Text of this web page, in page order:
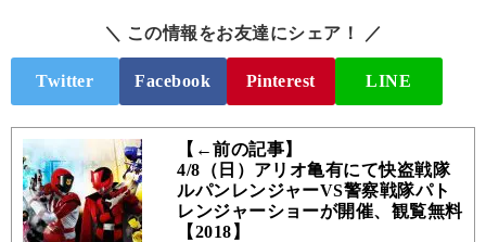
＼ この情報をお友達にシェア！ ／
Twitter Facebook Pinterest LINE
【←前の記事】
4/8（日）アリオ亀有にて快盗戦隊
ルパンレンジャーVS警察戦隊パト
レンジャーショーが開催、観覧無料
【2018】